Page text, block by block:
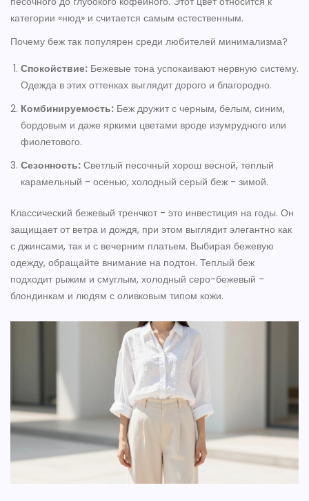
категории «нюд» и считается самым естественным.
Почему беж так популярен среди любителей минимализма?
Спокойствие: Бежевые тона успокаивают нервную систему.
Одежда в этих оттенках выглядит дорого и благородно.
Комбинируемость: Беж дружит с черным, белым, синим,
бордовым и даже яркими цветами вроде изумрудного или
фиолетового.
Сезонность: Светлый песочный хорош весной, теплый
карамельный - осенью, холодный серый беж - зимой.
Классический бежевый тренчкот - это инвестиция на годы. Он
защищает от ветра и дождя, при этом выглядит элегантно как
с джинсами, так и с вечерним платьем. Выбирая бежевую
одежду, обращайте внимание на подтон. Теплый беж
подходит рыжим и смуглым, холодный серо-бежевый -
блондинкам и людям с оливковым типом кожи.